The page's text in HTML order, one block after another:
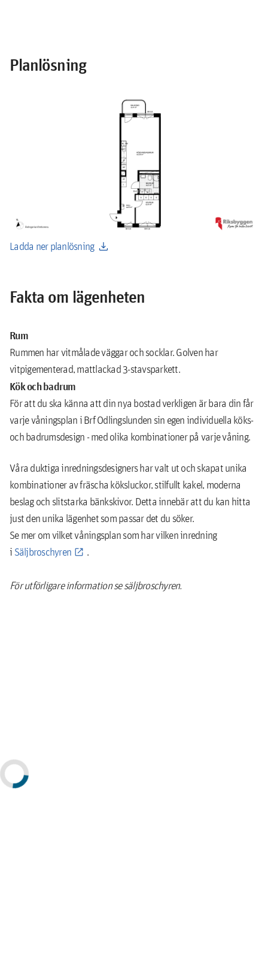
Planlösning
Ladda ner planlösning download
Fakta om lägenheten
Rum
Rummen har vitmålade väggar och socklar. Golven har
vitpigementerad, mattlackad 3-stavsparkett.
Kök och badrum
För att du ska känna att din nya bostad verkligen är bara din får
varje våningsplan i Brf Odlingslunden sin egen individuella köks-
och badrumsdesign - med olika kombinationer på varje våning.
Våra duktiga inredningsdesigners har valt ut och skapat unika
kombinationer av fräscha köksluckor, stilfullt kakel, moderna
beslag och slitstarka bänkskivor. Detta innebär att du kan hitta
just den unika lägenhet som passar det du söker.
Se mer om vilket våningsplan som har vilken inredning
iSäljbroschyren .
För utförligare information se säljbroschyren.